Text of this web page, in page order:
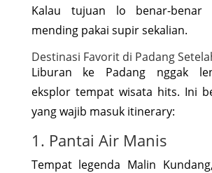
Kalau tujuan lo benar-benar
mending pakai supir sekalian.
Destinasi Favorit di Padang
Liburan ke Padang nggak
eksplor tempat wisata hits. Ini
yang wajib masuk itinerary:
1. Pantai Air Manis
Tempat legenda Malin